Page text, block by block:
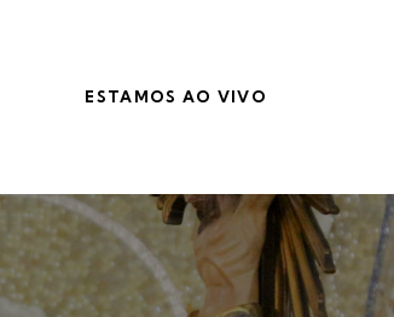
ESTAMOS AO VIVO